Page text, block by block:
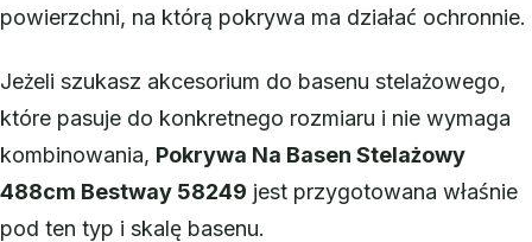
powierzchni, na którą pokrywa ma działać ochronnie.
Jeżeli szukasz akcesorium do basenu stelażowego,
które pasuje do konkretnego rozmiaru i nie wymaga
kombinowania, Pokrywa Na Basen Stelażowy
488cm Bestway 58249 jest przygotowana właśnie
pod ten typ i skalę basenu.